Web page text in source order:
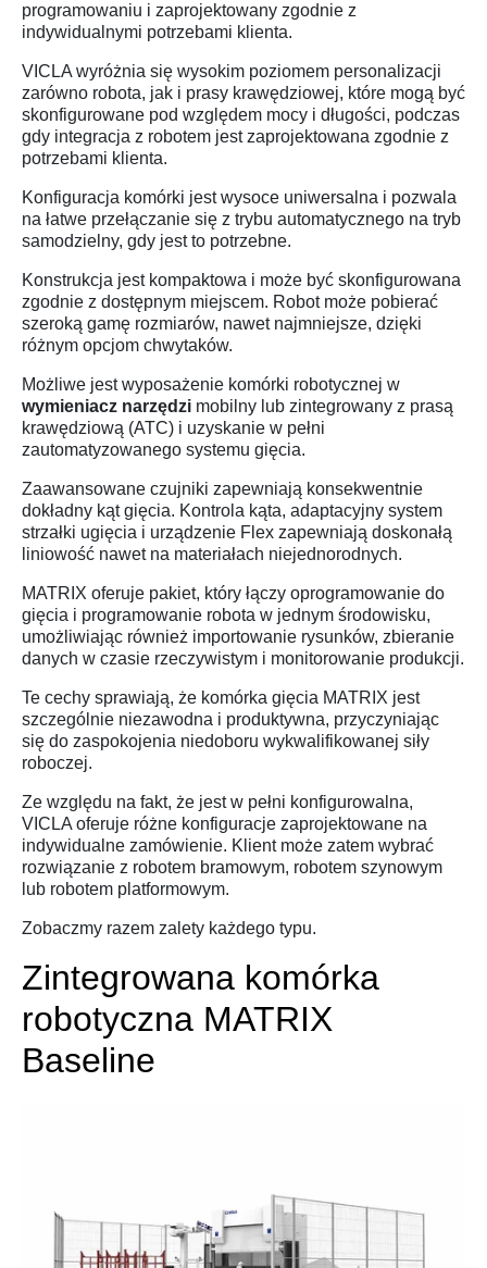
programowaniu i zaprojektowany zgodnie z
indywidualnymi potrzebami klienta.
VICLA wyróżnia się wysokim poziomem personalizacji
zarówno robota, jak i prasy krawędziowej, które mogą być
skonfigurowane pod względem mocy i długości, podczas
gdy integracja z robotem jest zaprojektowana zgodnie z
potrzebami klienta.
Konfiguracja komórki jest wysoce uniwersalna i pozwala
na łatwe przełączanie się z trybu automatycznego na tryb
samodzielny, gdy jest to potrzebne.
Konstrukcja jest kompaktowa i może być skonfigurowana
zgodnie z dostępnym miejscem. Robot może pobierać
szeroką gamę rozmiarów, nawet najmniejsze, dzięki
różnym opcjom chwytaków.
Możliwe jest wyposażenie komórki robotycznej w
wymieniacz narzędzi mobilny lub zintegrowany z prasą
krawędziową (ATC) i uzyskanie w pełni
zautomatyzowanego systemu gięcia.
Zaawansowane czujniki zapewniają konsekwentnie
dokładny kąt gięcia. Kontrola kąta, adaptacyjny system
strzałki ugięcia i urządzenie Flex zapewniają doskonałą
liniowość nawet na materiałach niejednorodnych.
MATRIX oferuje pakiet, który łączy oprogramowanie do
gięcia i programowanie robota w jednym środowisku,
umożliwiając również importowanie rysunków, zbieranie
danych w czasie rzeczywistym i monitorowanie produkcji.
Te cechy sprawiają, że komórka gięcia MATRIX jest
szczególnie niezawodna i produktywna, przyczyniając
się do zaspokojenia niedoboru wykwalifikowanej siły
roboczej.
Ze względu na fakt, że jest w pełni konfigurowalna,
VICLA oferuje różne konfiguracje zaprojektowane na
indywidualne zamówienie. Klient może zatem wybrać
rozwiązanie z robotem bramowym, robotem szynowym
lub robotem platformowym.
Zobaczmy razem zalety każdego typu.
Zintegrowana komórka
robotyczna MATRIX
Baseline